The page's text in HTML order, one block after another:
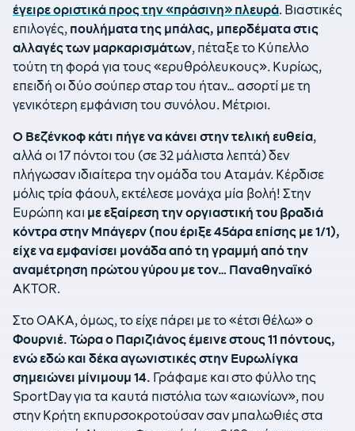
έγειρε οριστικά προς την «πράσινη» πλευρά. Βιαστικές
επιλογές, πουλήματα της μπάλας, μπερδέματα στις
αλλαγές των μαρκαρισμάτων, πέταξε το Κύπελλο
τούτη τη φορά για τους «ερυθρόλευκους». Κυρίως,
επειδή οι δύο σούπερ σταρ του ήταν… ασορτί με τη
γενικότερη εμφάνιση του συνόλου. Μέτριοι.
Ο Βεζένκοφ κάτι πήγε να κάνει στην τελική ευθεία,
αλλά οι 17 πόντοι του (σε 32 μάλιστα λεπτά) δεν
πλήγωσαν ιδιαίτερα την ομάδα του Αταμάν. Κέρδισε
μόλις τρία φάουλ, εκτέλεσε μονάχα μία βολή! Στην
Ευρώπη και με εξαίρεση την οργιαστική του βραδιά
κόντρα στην Μπάγερν (που έριξε 45άρα επίσης με 1/1),
είχε να εμφανίσει μονάδα από τη γραμμή από την
αναμέτρηση πρώτου γύρου με τον… Παναθηναϊκό
AKTOR.
Στο ΟΑΚΑ, όμως, το είχε πάρει με το «έτσι θέλω» ο
Φουρνιέ. Τώρα ο Παριζιάνος έμεινε στους 11 πόντους,
ενώ εδώ και δέκα αγωνιστικές στην Ευρωλίγκα
σημειώνει μίνιμουμ 14. Γράφαμε και στο φύλλο της
SportDay για τα καυτά πιστόλια των «αιωνίων», που
στην Κρήτη εκπυρσοκροτούσαν σαν μπαλωθιές στα